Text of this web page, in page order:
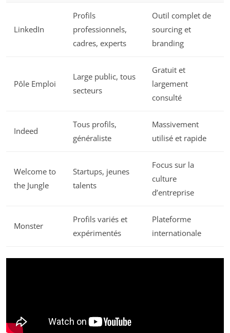
LinkedIn
Profils
professionnels,
cadres, experts
Outil complet de
sourcing et
branding
Pôle Emploi
Large public, tous
secteurs
Gratuit et
largement
consulté
Indeed
Tous profils,
généraliste
Massivement
utilisé et rapide
Welcome to
the Jungle
Startups, jeunes
talents
Focus sur la
culture
d’entreprise
Monster
Profils variés et
expérimentés
Plateforme
internationale